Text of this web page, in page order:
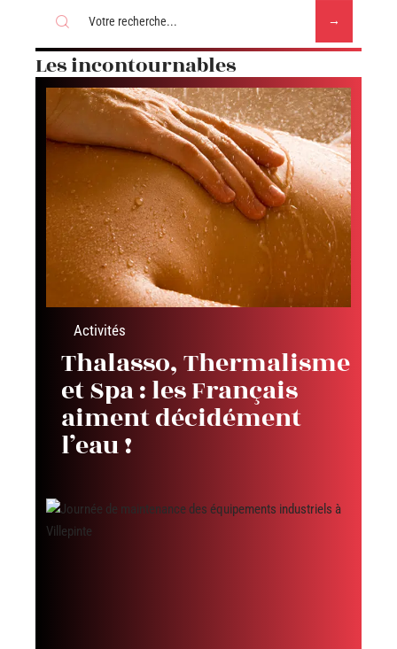
Les incontournables
Activités
Thalasso, Thermalisme
et Spa : les Français
aiment décidément
l’eau !